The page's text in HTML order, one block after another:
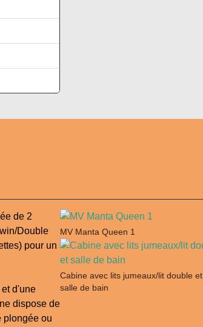
MV Manta Queen 1
Cabine avec lits jumeaux/lit double et
salle de bain
de 2
Double
pour un
d'une
dispose de
plongée ou